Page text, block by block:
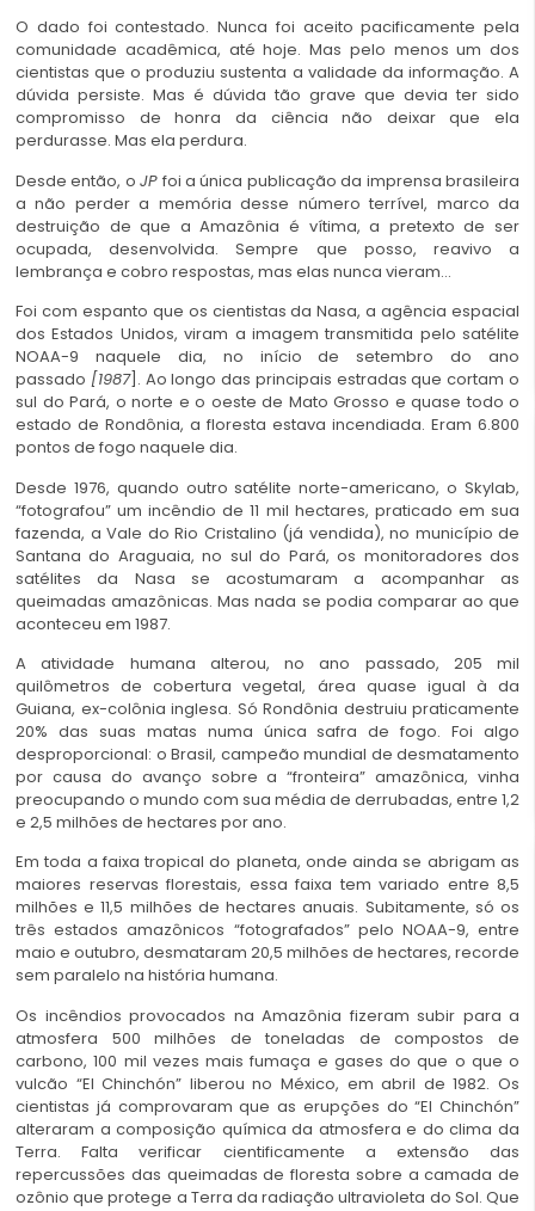
O dado foi contestado. Nunca foi aceito pacificamente pela
comunidade acadêmica, até hoje. Mas pelo menos um dos
cientistas que o produziu sustenta a validade da informação. A
dúvida persiste. Mas é dúvida tão grave que devia ter sido
compromisso de honra da ciência não deixar que ela
perdurasse. Mas ela perdura.
Desde então, oJP foi a única publicação da imprensa brasileira
a não perder a memória desse número terrível, marco da
destruição de que a Amazônia é vítima, a pretexto de ser
ocupada, desenvolvida. Sempre que posso, reavivo a
lembrança e cobro respostas, mas elas nunca vieram…
Foi com espanto que os cientistas da Nasa, a agência espacial
dos Estados Unidos, viram a imagem transmitida pelo satélite
NOAA-9 naquele dia, no início de setembro do ano
passado [1987]. Ao longo das principais estradas que cortam o
sul do Pará, o norte e o oeste de Mato Grosso e quase todo o
estado de Rondônia, a floresta estava incendiada. Eram 6.800
pontos de fogo naquele dia.
Desde 1976, quando outro satélite norte-americano, o Skylab,
“fotografou” um incêndio de 11 mil hectares, praticado em sua
fazenda, a Vale do Rio Cristalino (já vendida), no município de
Santana do Araguaia, no sul do Pará, os monitoradores dos
satélites da Nasa se acostumaram a acompanhar as
queimadas amazônicas. Mas nada se podia comparar ao que
aconteceu em 1987.
A atividade humana alterou, no ano passado, 205 mil
quilômetros de cobertura vegetal, área quase igual à da
Guiana, ex-colônia inglesa. Só Rondônia destruiu praticamente
20% das suas matas numa única safra de fogo. Foi algo
desproporcional: o Brasil, campeão mundial de desmatamento
por causa do avanço sobre a “fronteira” amazônica, vinha
preocupando o mundo com sua média de derrubadas, entre 1,2
e 2,5 milhões de hectares por ano.
Em toda a faixa tropical do planeta, onde ainda se abrigam as
maiores reservas florestais, essa faixa tem variado entre 8,5
milhões e 11,5 milhões de hectares anuais. Subitamente, só os
três estados amazônicos “fotografados” pelo NOAA-9, entre
maio e outubro, desmataram 20,5 milhões de hectares, recorde
sem paralelo na história humana.
Os incêndios provocados na Amazônia fizeram subir para a
atmosfera 500 milhões de toneladas de compostos de
carbono, 100 mil vezes mais fumaça e gases do que o que o
vulcão “El Chinchón” liberou no México, em abril de 1982. Os
cientistas já comprovaram que as erupções do “El Chinchón”
alteraram a composição química da atmosfera e do clima da
Terra. Falta verificar cientificamente a extensão das
repercussões das queimadas de floresta sobre a camada de
ozônio que protege a Terra da radiação ultravioleta do Sol. Que